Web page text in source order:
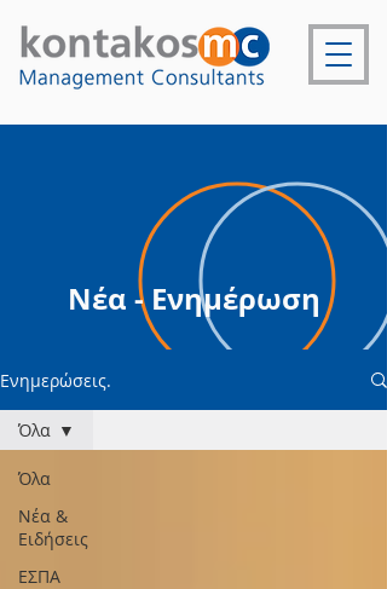
Νέα - Ενημέρωση
Ενημερώσεις.
Όλα
Νέα &
Ειδήσεις
ΕΣΠΑ
Όλα